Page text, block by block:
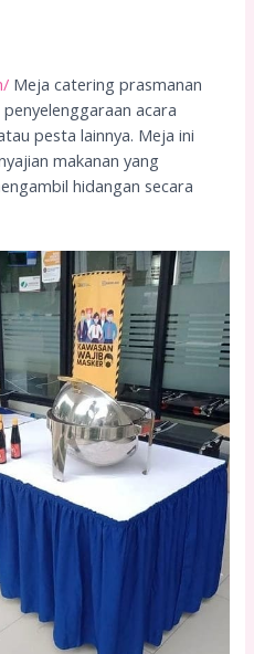
Meja catering prasmanan
acara
pesta lainnya. Meja ini
makanan yang
hidangan secara